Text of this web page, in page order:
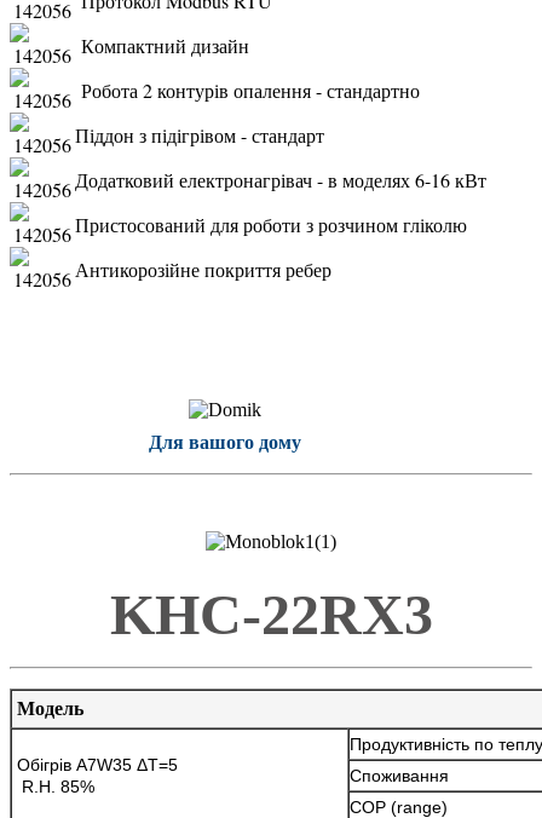
Компактний дизайн
Робота 2 контурів опалення - стандартно
Піддон з підігрівом - стандарт
Додатковий електронагрівач - в моделях 6-16 кВт
Пристосований для роботи з розчином гліколю
Антикорозійне покриття ребер
Для вашого дому
KHC-22RX3
Модель
Обігрів A7W35 ΔT=5
R.H. 85%
Продуктивність по теплу
Споживання
COP (range)